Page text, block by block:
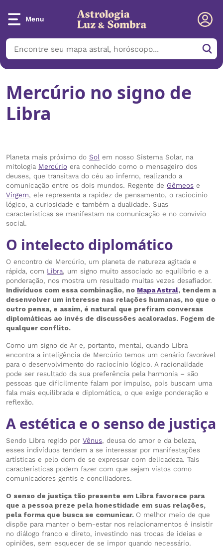
Menu
Mercúrio no signo de
Libra
Planeta mais próximo do Sol em nosso Sistema Solar, na
mitologia Mercúrio era conhecido como o mensageiro dos
deuses, que transitava do céu ao inferno, realizando a
comunicação entre os dois mundos. Regente de Gêmeos e
Virgem, ele representa a rapidez de pensamento, o raciocínio
lógico, a curiosidade e também a dualidade. Suas
características se manifestam na comunicação e no convívio
social.
O intelecto diplomático
O encontro de Mercúrio, um planeta de natureza agitada e
rápida, com Libra, um signo muito associado ao equilíbrio e a
ponderação, nos mostra um resultado muitas vezes desafiador.
Indivíduos com essa combinação, no Mapa Astral, tendem a
desenvolver um interesse nas relações humanas, no que o
outro pensa, e assim, é natural que prefiram conversas
diplomáticas ao invés de discussões acaloradas. Fogem de
qualquer conflito.
Como um signo de Ar e, portanto, mental, quando Libra
encontra a inteligência de Mercúrio temos um cenário favorável
para o desenvolvimento do raciocínio lógico. A racionalidade
pode ser resultado da sua preferência pela harmonia – são
pessoas que dificilmente falam por impulso, pois buscam uma
fala mais equilibrada e diplomática, o que exige ponderação e
reflexão.
A estética e o senso de justiça
Sendo Libra regido por Vênus, deusa do amor e da beleza,
esses indivíduos tendem a se interessar por manifestações
artísticas e pelo dom de se expressar com delicadeza. Tais
características podem fazer com que sejam vistos como
comunicadores gentis e conciliadores.
O senso de justiça tão presente em Libra favorece para
que a pessoa preze pela honestidade em suas relações,
pela forma que busca se comunicar. O melhor meio de que
dispõe para manter o bem-estar nos relacionamentos é insistir
no diálogo franco e direto, investindo nas trocas de ideias e
opiniões, sem esquecer de se impor quando necessário.